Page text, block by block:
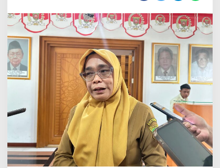
Proyek
Sesuai
Jadwal